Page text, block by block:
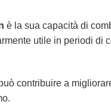
è la sua capacità di
utile in periodi di
contribuire a